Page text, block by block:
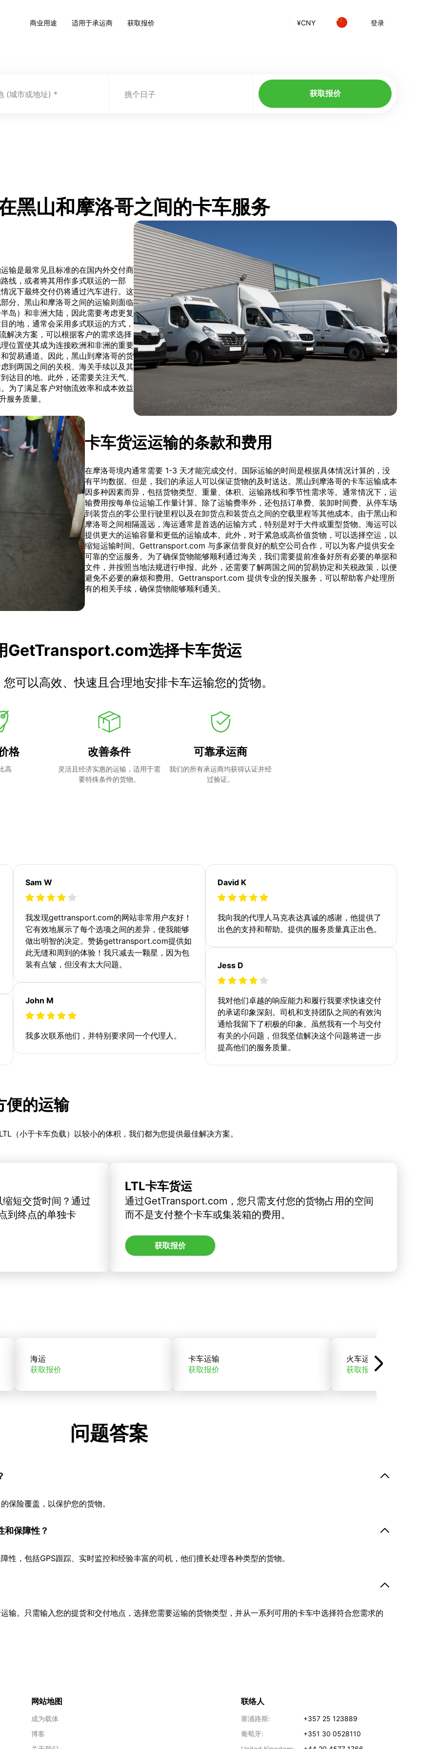
¥CNY 登录
商业用途 适用于承运商 获取报价
(城市或地址) 挑个日子 获取报价
山和摩洛哥之间的卡车服务
输是最常见且标准的在国内外交付商
线，或者将其用作多式联运的一部
况下最终交付仍将通过汽车进行。这
分。黑山和摩洛哥之间的运输则面临
岛）和非洲大陆，因此需要考虑更复
的地，通常会采用多式联运的方式，
决方案，可以根据客户的需求选择
位置使其成为连接欧洲和非洲的重要
贸易通道。因此，黑山到摩洛哥的货
到两国之间的关税、海关手续以及其
达目的地。此外，还需要关注天气、
为了满足客户对物流效率和成本效益
务质量。
卡车货运运输的条款和费用
在摩洛哥境内通常需要 1-3 天才能完成交付。国际运输的时间是根据具体情况计算的，没
有平均数据。但是，我们的承运人可以保证货物的及时送达。黑山到摩洛哥的卡车运输成本
因多种因素而异，包括货物类型、重量、体积、运输路线和季节性需求等。通常情况下，运
输费用按每单位运输工作量计算。除了运输费率外，还包括订单费、装卸时间费、从停车场
到装货点的零公里行驶里程以及在卸货点和装货点之间的空载里程等其他成本。由于黑山和
摩洛哥之间相隔遥远，海运通常是首选的运输方式，特别是对于大件或重型货物。海运可以
提供更大的运输容量和更低的运输成本。此外，对于紧急或高价值货物，可以选择空运，以
缩短运输时间。Gettransport.com 与多家信誉良好的航空公司合作，可以为客户提供安全
可靠的空运服务。为了确保货物能够顺利通过海关，我们需要提前准备好所有必要的单据和
文件，并按照当地法规进行申报。此外，还需要了解两国之间的贸易协定和关税政策，以便
避免不必要的麻烦和费用。Gettransport.com 提供专业的报关服务，可以帮助客户处理所
有的相关手续，确保货物能够顺利通关。
GetTransport.com选择卡车货运
可以高效、快速且合理地安排卡车运输您的货物。
格
高
改善条件
灵活且经济实惠的运输，适用于需
要特殊条件的货物。
可靠承运商
我们的所有承运商均获得认证并经
过验证。
Sam W
我发现gettransport.com的网站非常用户友好！
它有效地展示了每个选项之间的差异，使我能够
做出明智的决定。赞扬gettransport.com提供如
此无缝和周到的体验！我只减去一颗星，因为包
装有点皱，但没有太大问题。
John M
我多次联系他们，并特别要求同一个代理人。
David K
我向我的代理人马克表达真诚的感谢，他提供了
出色的支持和帮助。提供的服务质量真正出色。
Jess D
我对他们卓越的响应能力和履行我要求快速交付
的承诺印象深刻。司机和支持团队之间的有效沟
通给我留下了积极的印象。虽然我有一个与交付
有关的小问题，但我坚信解决这个问题将进一步
提高他们的服务质量。
便的运输
（小于卡车负载）以较小的体积，我们都为您提供最佳解决方案。
短交货时间？通过
到终点的单独卡
LTL卡车货运
通过GetTransport.com，您只需支付您的货物占用的空间
而不是支付整个卡车或集装箱的费用。
获取报价
海运
获取报价
卡车运输
获取报价
火车运输
获取报价
问题答案
保险覆盖，以保护您的货物。
和保障性？
性，包括GPS跟踪、实时监控和经验丰富的司机，他们擅长处理各种类型的货物。
输。只需输入您的提货和交付地点，选择您需要运输的货物类型，并从一系列可用的卡车中选择符合您需求的
网站地图
成为载体
博客
联络人
塞浦路斯:
+357 25 123889
葡萄牙:
+351 30 0528110